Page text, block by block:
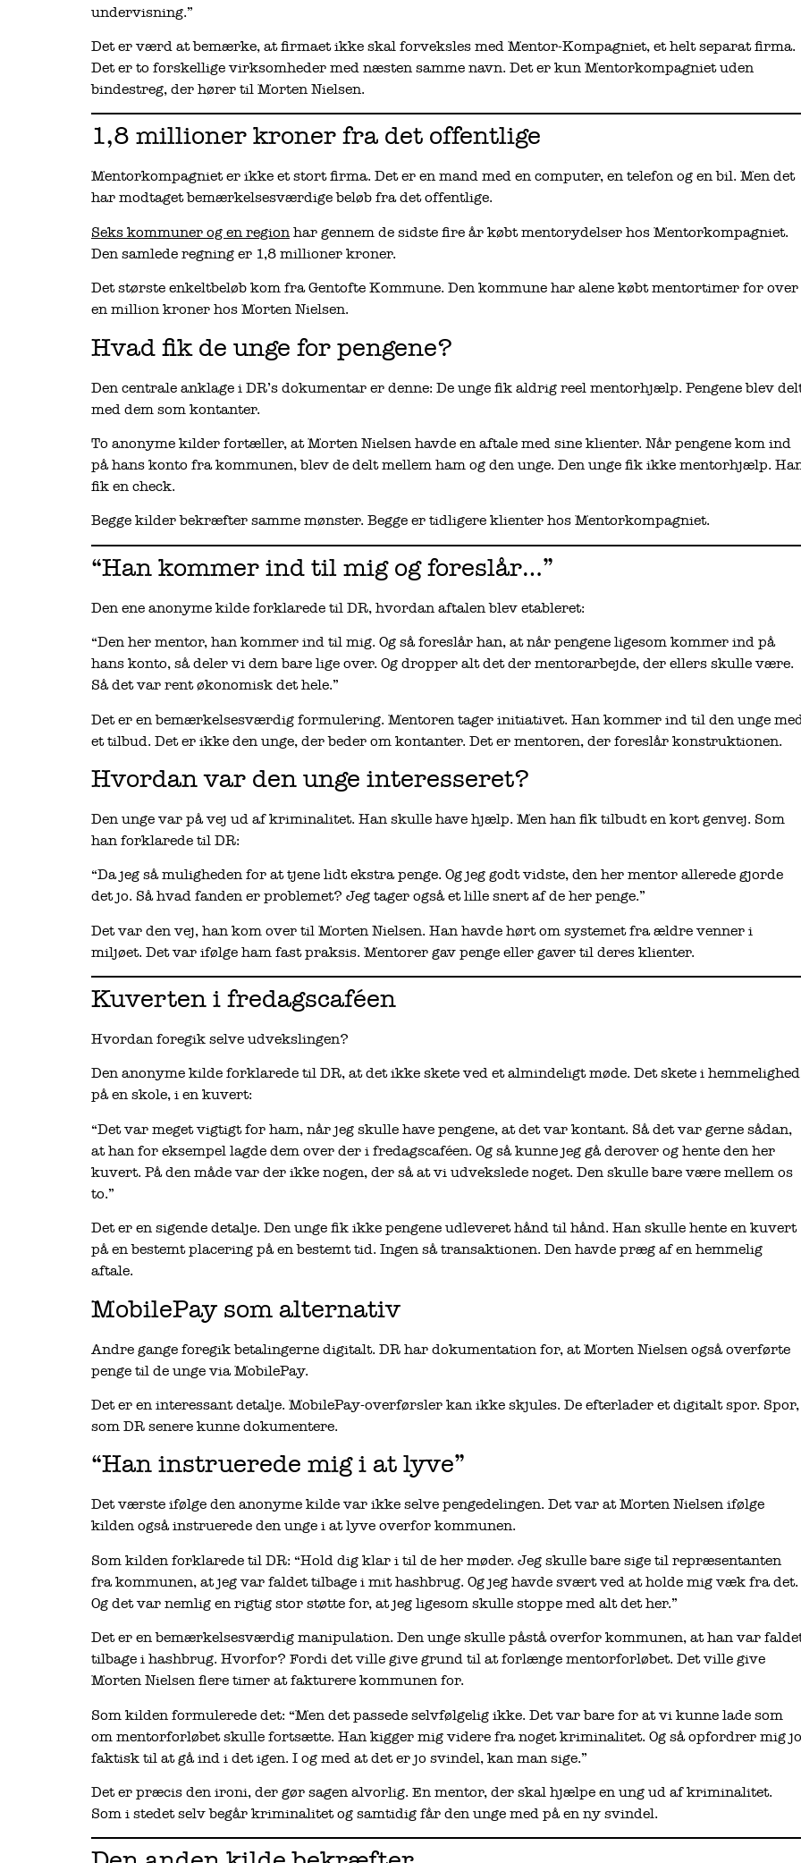
undervisning.”
Det er værd at bemærke, at firmaet ikke skal forveksles med Mentor-Kompagniet, et helt separat firma.
Det er to forskellige virksomheder med næsten samme navn. Det er kun Mentorkompagniet uden
bindestreg, der hører til Morten Nielsen.
1,8 millioner kroner fra det offentlige
Mentorkompagniet er ikke et stort firma. Det er en mand med en computer, en telefon og en bil. Men det
har modtaget bemærkelsesværdige beløb fra det offentlige.
Seks kommuner og en region har gennem de sidste fire år købt mentorydelser hos Mentorkompagniet.
Den samlede regning er 1,8 millioner kroner.
Det største enkeltbeløb kom fra Gentofte Kommune. Den kommune har alene købt mentortimer for over
en million kroner hos Morten Nielsen.
Hvad fik de unge for pengene?
Den centrale anklage i DR’s dokumentar er denne: De unge fik aldrig reel mentorhjælp. Pengene blev
med dem som kontanter.
To anonyme kilder fortæller, at Morten Nielsen havde en aftale med sine klienter. Når pengene kom ind
på hans konto fra kommunen, blev de delt mellem ham og den unge. Den unge fik ikke mentorhjælp.
fik en check.
Begge kilder bekræfter samme mønster. Begge er tidligere klienter hos Mentorkompagniet.
“Han kommer ind til mig og foreslår…”
Den ene anonyme kilde forklarede til DR, hvordan aftalen blev etableret:
“Den her mentor, han kommer ind til mig. Og så foreslår han, at når pengene ligesom kommer ind på
hans konto, så deler vi dem bare lige over. Og dropper alt det der mentorarbejde, der ellers skulle være.
Så det var rent økonomisk det hele.”
Det er en bemærkelsesværdig formulering. Mentoren tager initiativet. Han kommer ind til den unge
et tilbud. Det er ikke den unge, der beder om kontanter. Det er mentoren, der foreslår konstruktionen.
Hvordan var den unge interesseret?
Den unge var på vej ud af kriminalitet. Han skulle have hjælp. Men han fik tilbudt en kort genvej. Som
han forklarede til DR:
“Da jeg så muligheden for at tjene lidt ekstra penge. Og jeg godt vidste, den her mentor allerede gjorde
det jo. Så hvad fanden er problemet? Jeg tager også et lille snert af de her penge.”
Det var den vej, han kom over til Morten Nielsen. Han havde hørt om systemet fra ældre venner i
miljøet. Det var ifølge ham fast praksis. Mentorer gav penge eller gaver til deres klienter.
Kuverten i fredagscaféen
Hvordan foregik selve udvekslingen?
Den anonyme kilde forklarede til DR, at det ikke skete ved et almindeligt møde. Det skete i
på en skole, i en kuvert:
“Det var meget vigtigt for ham, når jeg skulle have pengene, at det var kontant. Så det var gerne sådan,
at han for eksempel lagde dem over der i fredagscaféen. Og så kunne jeg gå derover og hente den her
kuvert. På den måde var der ikke nogen, der så at vi udvekslede noget. Den skulle bare være mellem os
to.”
Det er en sigende detalje. Den unge fik ikke pengene udleveret hånd til hånd. Han skulle hente en kuvert
på en bestemt placering på en bestemt tid. Ingen så transaktionen. Den havde præg af en hemmelig
aftale.
MobilePay som alternativ
Andre gange foregik betalingerne digitalt. DR har dokumentation for, at Morten Nielsen også overførte
penge til de unge via MobilePay.
Det er en interessant detalje. MobilePay-overførsler kan ikke skjules. De efterlader et digitalt spor. Spor,
som DR senere kunne dokumentere.
“Han instruerede mig i at lyve”
Det værste ifølge den anonyme kilde var ikke selve pengedelingen. Det var at Morten Nielsen ifølge
kilden også instruerede den unge i at lyve overfor kommunen.
Som kilden forklarede til DR: “Hold dig klar i til de her møder. Jeg skulle bare sige til repræsentanten
fra kommunen, at jeg var faldet tilbage i mit hashbrug. Og jeg havde svært ved at holde mig væk fra det.
Og det var nemlig en rigtig stor støtte for, at jeg ligesom skulle stoppe med alt det her.”
Det er en bemærkelsesværdig manipulation. Den unge skulle påstå overfor kommunen, at han var
tilbage i hashbrug. Hvorfor? Fordi det ville give grund til at forlænge mentorforløbet. Det ville give
Morten Nielsen flere timer at fakturere kommunen for.
Som kilden formulerede det: “Men det passede selvfølgelig ikke. Det var bare for at vi kunne lade som
om mentorforløbet skulle fortsætte. Han kigger mig videre fra noget kriminalitet. Og så opfordrer mig jo
faktisk til at gå ind i det igen. I og med at det er jo svindel, kan man sige.”
Det er præcis den ironi, der gør sagen alvorlig. En mentor, der skal hjælpe en ung ud af kriminalitet.
Som i stedet selv begår kriminalitet og samtidig får den unge med på en ny svindel.